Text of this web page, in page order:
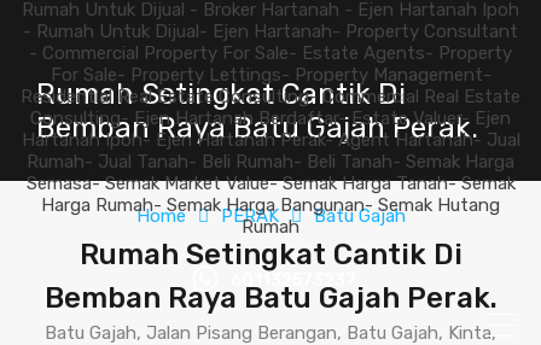
Rumah Setingkat Cantik Di
Bemban Raya Batu Gajah Perak.
Home PERAK Batu Gajah
Rumah Setingkat Cantik Di
Bemban Raya Batu Gajah Perak.
Batu Gajah, Jalan Pisang Berangan, Batu Gajah, Kinta,